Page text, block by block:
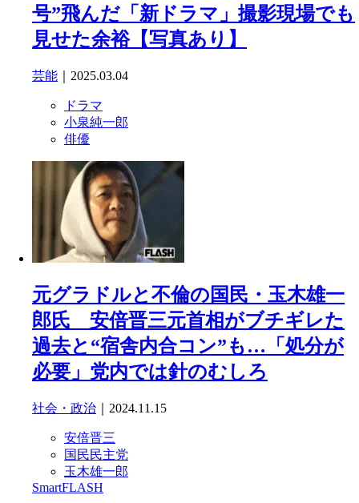
号”飛んだ「新ドラマ」撮影現場でも
見せた余裕【写真あり】
芸能 ｜2025.03.04
ドラマ
小泉純一郎
俳優
元グラドルと不倫の国民・玉木雄一
郎氏 安倍晋三元首相がブチギレた
過去と“宿舎内合コン”も…「処分が
必要」党内では針のむしろ
社会・政治 ｜2024.11.15
安倍晋三
国民民主党
玉木雄一郎
SmartFLASH